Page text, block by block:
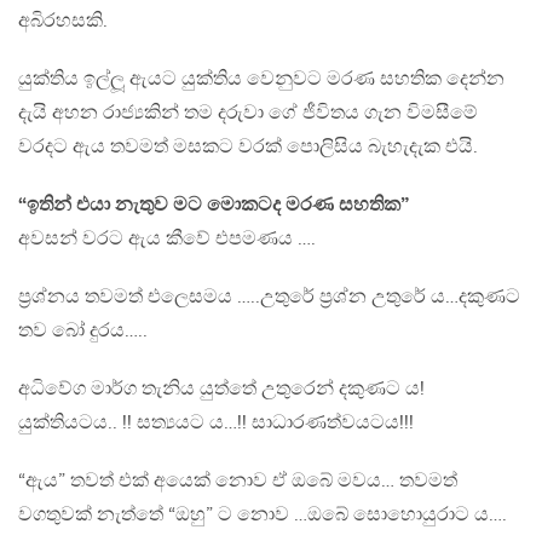
අබිරහසකි.
යුක්තිය ඉල්ලූ ඇයට යුක්තිය වෙනුවට මරණ සහතික දෙන්න
දැයි අහන රාජ්‍යකින් තම දරුවා ගේ ජීවිතය ගැන විමසීමේ
වරදට ඇය තවමත් මසකට වරක් පොලිසිය බැහැදැක එයි.
“ඉතින් එයා නැතුව මට මොකටද මරණ සහතික”
අවසන් වරට ඇය කීවේ එපමණය ….
ප්‍රශ්නය තවමත් එලෙසමය …..උතුරේ ප්‍රශ්න උතුරේ ය…දකුණට
තව බෝ දුරය…..
අධිවේග මාර්ග තැනිය යුත්තේ උතුරෙන් දකුණට ය!
යුක්තියටය.. !! සත්‍යයට ය…!! සාධාරණත්වයටය!!!
“ඇය” තවත් එක් අයෙක් නොව ඒ ඔබේ මවය… තවමත්
වගතුවක් නැත්තේ “ඔහු” ට නොව …ඔබේ සොහොයුරාට ය….